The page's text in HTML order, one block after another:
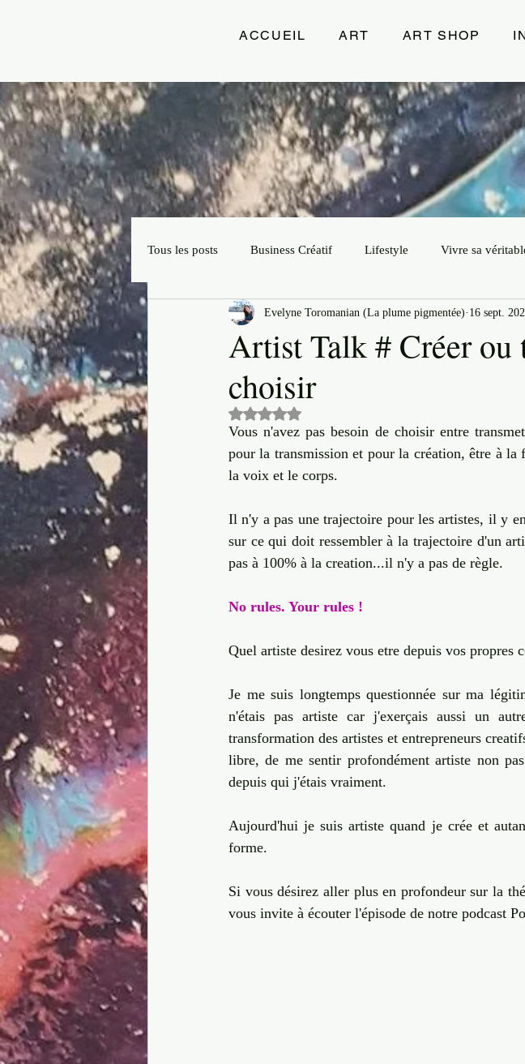
ACCUEIL ART ART SHOP
Tous les posts Business Créatif Lifestyle Vivre sa
Projets Créatifs Slow Artpreneur Art Leadership
Dire OUI à la vie
Transformation créative
Artist Talk # Créer ou
choisir
Evelyne Toromanian (La plume pigmentée) 16 sept.
Noté NaN étoiles sur 5.
Vous n'avez pas besoin de choisir entre
pour la transmission et pour la création, être à
la voix et le corps.
Il n'y a pas une trajectoire pour les artistes, il y
sur ce qui doit ressembler à la trajectoire d'un
pas à 100% à la creation...il n'y a pas de règle.
No rules. Your rules !
Quel artiste desirez vous etre depuis vos propres
Je me suis longtemps questionnée sur ma
n'étais pas artiste car j'exerçais aussi un
transformation des artistes et entrepreneurs
libre, de me sentir profondément artiste non
depuis qui j'étais vraiment.
Aujourd'hui je suis artiste quand je crée et
forme.
Si vous désirez aller plus en profondeur sur la
vous invite à écouter l'épisode de notre podcast